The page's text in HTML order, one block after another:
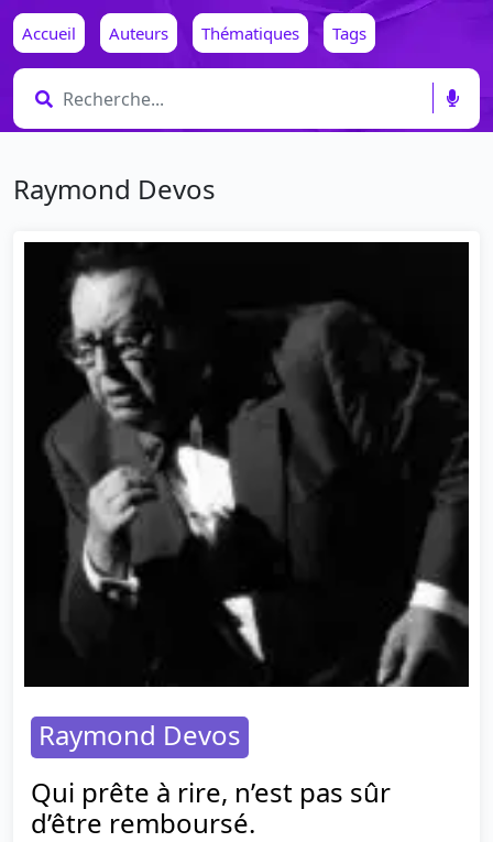
Accueil Auteurs Thématiques Tags
Raymond Devos
Raymond Devos
Qui prête à rire, n’est pas sûr
d’être remboursé.